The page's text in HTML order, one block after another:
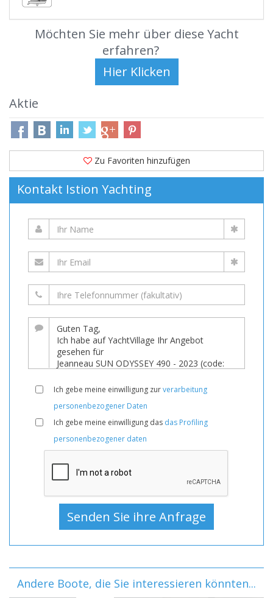
Möchten Sie mehr über diese Yacht
erfahren?
Aktie
Zu Favoriten hinzufügen
Kontakt Istion Yachting
Ich gebe meine einwilligung zurverarbeitung
personenbezogener Daten
Ich gebe meine einwilligung das das Profiling
personenbezogener daten
Andere Boote, die Sie interessieren könnten...